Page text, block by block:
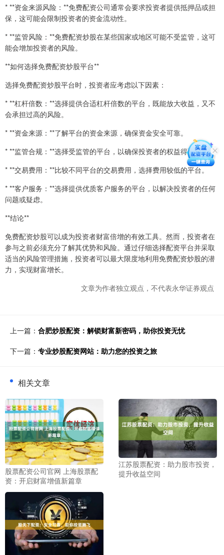
* **资金来源风险：**免费配资公司通常会要求投资者提供抵押品或担
保，这可能会限制投资者的资金流动性。
* **监管风险：**免费配资炒股在某些国家或地区可能不受监管，这可
能会增加投资者的风险。
**如何选择免费配资炒股平台**
选择免费配资炒股平台时，投资者应考虑以下因素：
* **杠杆倍数：**选择提供合适杠杆倍数的平台，既能放大收益，又不
会承担过高的风险。
* **资金来源：**了解平台的资金来源，确保资金安全可靠。
* **监管合规：**选择受监管的平台，以确保投资者的权益得到保护。
* **交易费用：**比较不同平台的交易费用，选择费用较低的平台。
* **客户服务：**选择提供优质客户服务的平台，以解决投资者的任何
问题或疑虑。
**结论**
免费配资炒股可以成为投资者财富倍增的有效工具。然而，投资者在
参与之前必须充分了解其优势和风险。通过仔细选择配资平台并采取
适当的风险管理措施，投资者可以最大限度地利用免费配资炒股的潜
力，实现财富增长。
文章为作者独立观点，不代表永华证券观点
上一篇： 合肥炒股配资：解锁财富新密码，助你投资无忧
下一篇： 专业炒股配资网站：助力您的投资之旅
相关文章
股票配资公司官网 上海股票配
资：开启财富增值新篇章
江苏股票配资：助力股市投资，
提升收益空间